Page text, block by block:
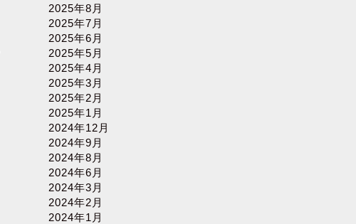
2025年8月
2025年7月
2025年6月
2025年5月
2025年4月
2025年3月
2025年2月
2025年1月
2024年12月
2024年9月
2024年8月
2024年6月
2024年3月
2024年2月
2024年1月